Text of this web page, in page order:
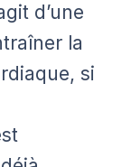
d’une
la
si